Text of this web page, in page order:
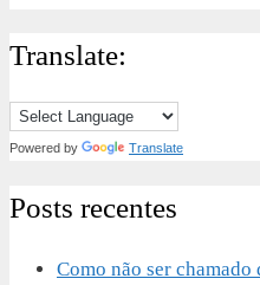
Translate:
Powered by Translate
Posts recentes
Como não ser